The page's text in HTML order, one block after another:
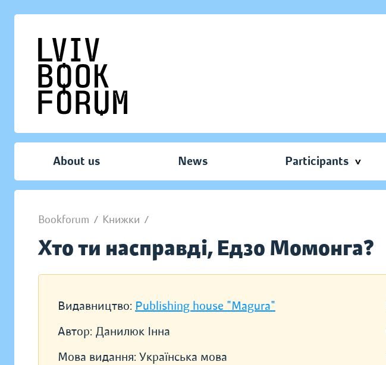
About us News Participants
Bookforum / Книжки /
Хто ти насправді, Едзо Момонга?
Видавництво: Publishing house "Magura"
Автор: Данилюк Інна
Мова видання: Українська мова